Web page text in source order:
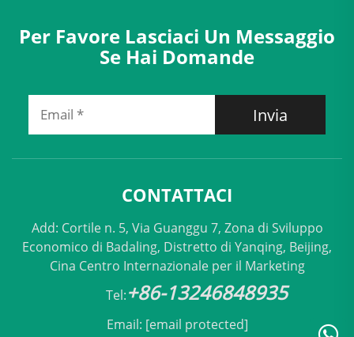
Per Favore Lasciaci Un Messaggio
Se Hai Domande
Invia
CONTATTACI
Add: Cortile n. 5, Via Guanggu 7, Zona di Sviluppo
Economico di Badaling, Distretto di Yanqing, Beijing,
Cina Centro Internazionale per il Marketing
Tel:+86-13246848935
Email: [email protected]